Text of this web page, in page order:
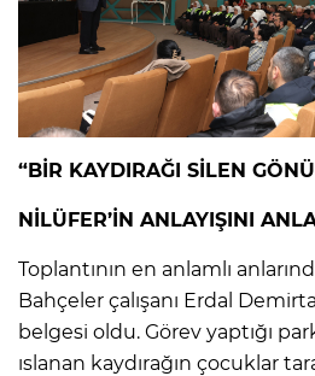
“BİR KAYDIRAĞI SİLEN
NİLÜFER’İN ANLAYIŞINI
Toplantının en anlamlı
Bahçeler çalışanı Erdal
belgesi oldu. Görev yaptığı
ıslanan kaydırağın çocuklar